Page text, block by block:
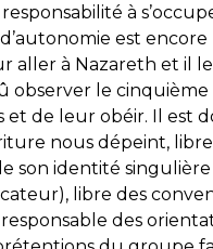
à
est
aller à Nazareth et il
observer le
et de leur obéir. Il est
nous dépeint,
son identité singulière
libre des
des